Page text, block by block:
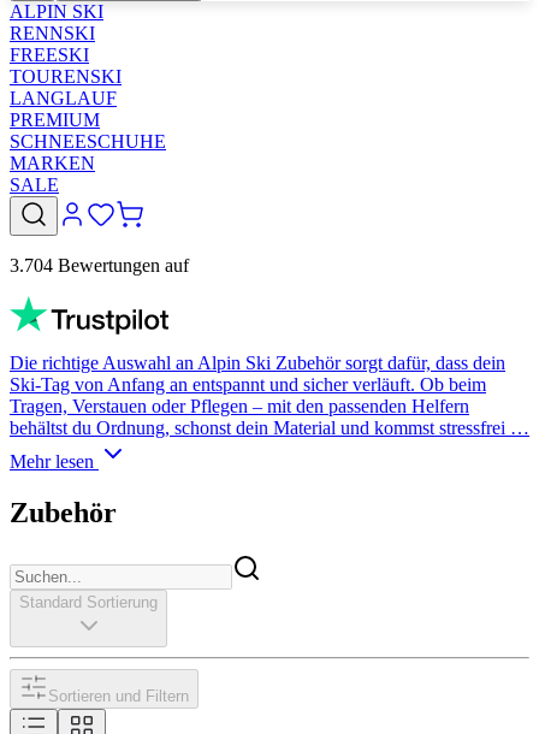
ALPIN SKI
RENNSKI
FREESKI
TOURENSKI
LANGLAUF
PREMIUM
SCHNEESCHUHE
MARKEN
SALE
3.704 Bewertungen auf
Die richtige Auswahl an Alpin Ski Zubehör sorgt dafür, dass dein
Ski-Tag von Anfang an entspannt und sicher verläuft. Ob beim
Tragen, Verstauen oder Pflegen – mit den passenden Helfern
behältst du Ordnung, schonst dein Material und kommst stressfrei …
Mehr lesen
Zubehör
Standard Sortierung
Sortieren und Filtern